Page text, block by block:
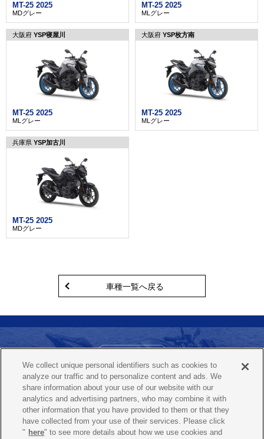
MT-25 2025
MDグレー
MT-25 2025
MLグレー
大阪府 YSP寝屋川
MT-25 2025
MLグレー
大阪府 YSP枚方南
MT-25 2025
MLグレー
兵庫県 YSP加古川
MT-25 2025
MDグレー
車種一覧へ戻る
ヤマハ バイクレンタルコールセンター
0120-819-117 （365日 / 24時間）
よくあるご質問 プライバシーポリシー
We collect unique personal identifiers such as cookies to
analyze our traffic and to personalize content and ads. We
share information about your use of our website with our
analytics and advertising partners, who may combine it with
other information that you have provided to them or that they
have collected from your use of their services. Please click
" here" to see more details about how we use cookies and